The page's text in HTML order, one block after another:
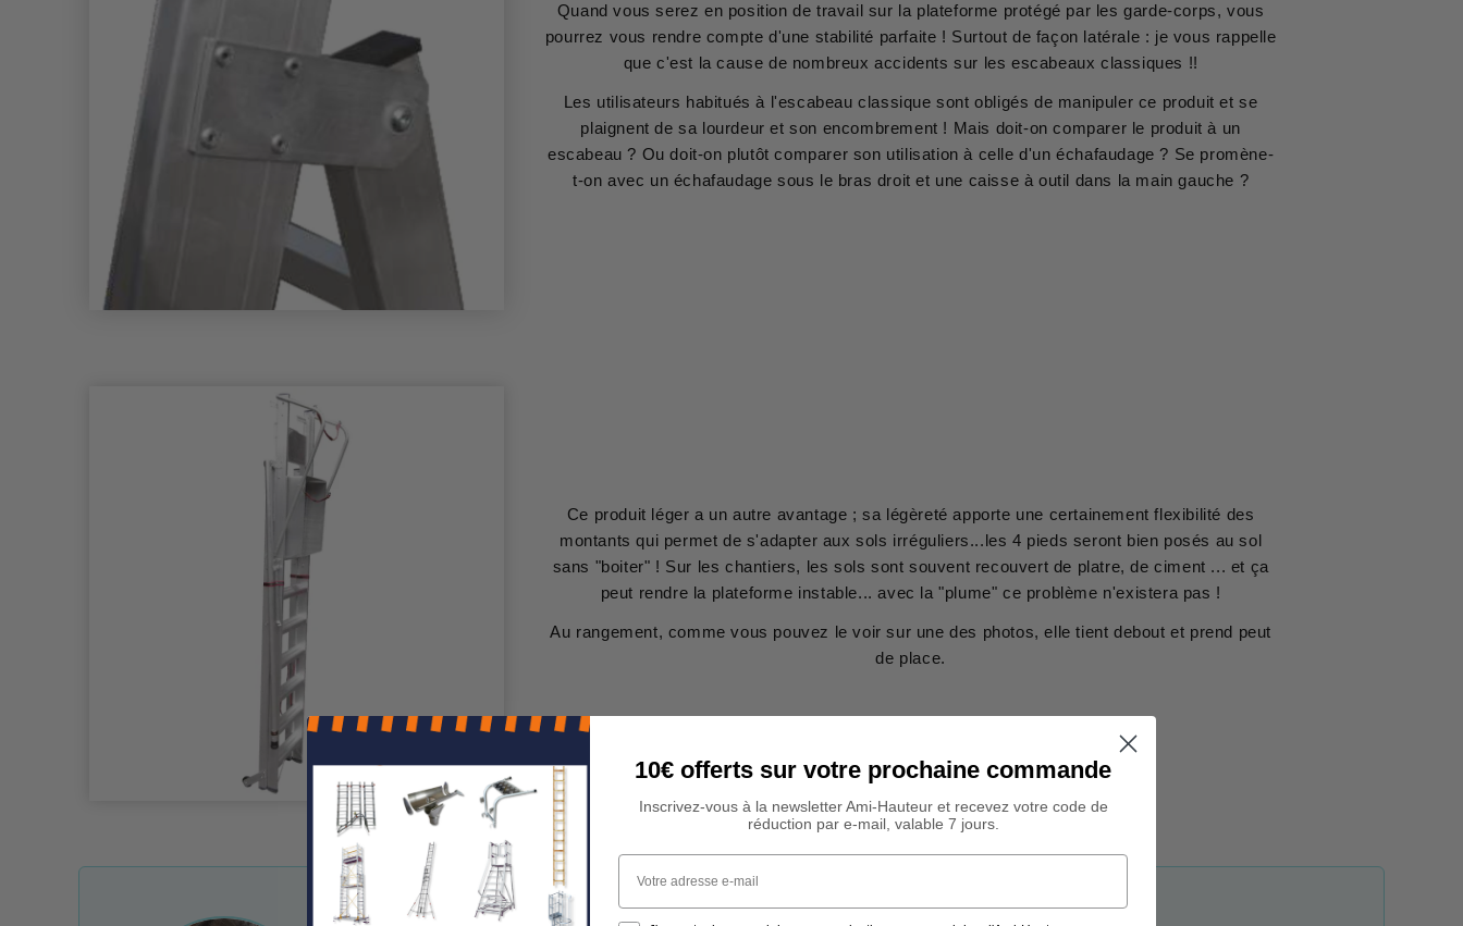
Quand vous serez en position de travail sur la plateforme protégé par les garde-corps, vous
pourrez vous rendre compte d'une stabilité parfaite ! Surtout de façon latérale : je vous rappelle
que c'est la cause de nombreux accidents sur les escabeaux classiques !!
Les utilisateurs habitués à l'escabeau classique sont obligés de manipuler ce produit et se
plaignent de sa lourdeur et son encombrement ! Mais doit-on comparer le produit à un
escabeau ? Ou doit-on plutôt comparer son utilisation à celle d'un échafaudage ? Se promène-
t-on avec un échafaudage sous le bras droit et une caisse à outil dans la main gauche ?
Ce produit léger a un autre avantage ; sa légèreté apporte une certainement flexibilité des
montants qui permet de s'adapter aux sols irréguliers...les 4 pieds seront bien posés au sol
sans "boiter" ! Sur les chantiers, les sols sont souvent recouvert de platre, de ciment ... et ça
peut rendre la plateforme instable... avec la "plume" ce problème n'existera pas !
Au rangement, comme vous pouvez le voir sur une des photos, elle tient debout et prend peut
de place.
10€ offerts sur votre prochaine commande
Inscrivez-vous à la newsletter Ami-Hauteur et recevez votre code de
réduction par e-mail, valable 7 jours.
Votre adresse e-mail